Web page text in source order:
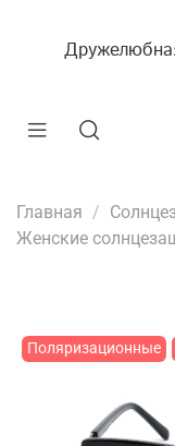
Главная
Женские
Поляризационные